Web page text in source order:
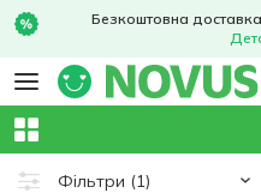
Безкоштовна
Фільтри (1)